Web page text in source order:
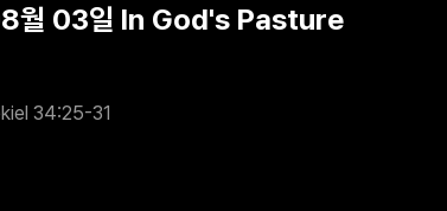
월 03일 In God's Pasture
34:25-31